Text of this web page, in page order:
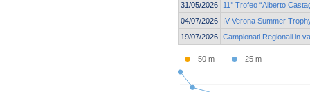
31/05/2026
11° Trofeo “Alberto
04/07/2026
IV Verona Summer
19/07/2026 Campionati Regionali in
50 m 25 m